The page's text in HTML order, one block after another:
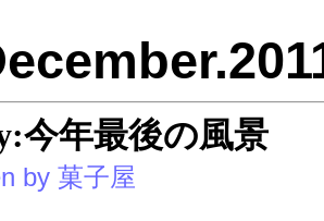
今年最後の風景
by 菓子屋